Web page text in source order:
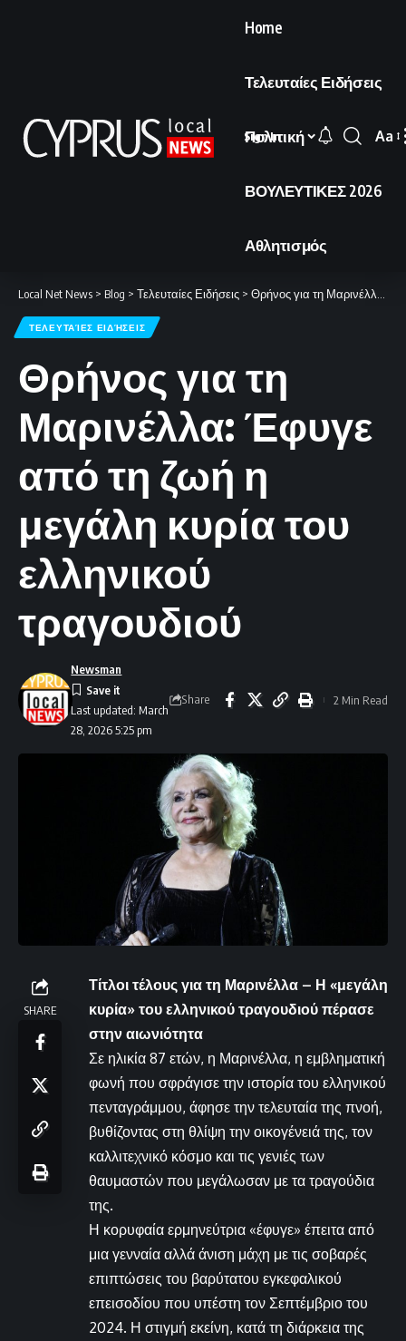
Home
Τελευταίες Ειδήσεις
Πολιτική
ΒΟΥΛΕΥΤΙΚΕΣ 2026
Αθλητισμός
Sign In
Font
Aa
Local Net News > Blog > Τελευταίες Ειδήσεις > Θρήνος για τη Μαρινέλλα: Έφυγε από τη ζωή η μεγάλη κυρία του ελληνικού τραγουδιού
ΤΕΛΕΥΤΑΊΕΣ ΕΙΔΉΣΕΙΣ
Θρήνος για τη
Μαρινέλλα: Έφυγε
από τη ζωή η
μεγάλη κυρία του
ελληνικού
τραγουδιού
Last updated: March
28, 2026 5:25 pm
Newsman
Share 2 Min Read
SHARE
Τίτλοι τέλους για τη Μαρινέλλα – Η «μεγάλη
κυρία» του ελληνικού τραγουδιού πέρασε
στην αιωνιότητα
Σε ηλικία 87 ετών, η Μαρινέλλα, η εμβληματική
φωνή που σφράγισε την ιστορία του ελληνικού
πενταγράμμου, άφησε την τελευταία της πνοή,
βυθίζοντας στη θλίψη την οικογένειά της, τον
καλλιτεχνικό κόσμο και τις γενιές των
θαυμαστών που μεγάλωσαν με τα τραγούδια
της.
Η κορυφαία ερμηνεύτρια «έφυγε» έπειτα από
μια γενναία αλλά άνιση μάχη με τις σοβαρές
επιπτώσεις του βαρύτατου εγκεφαλικού
επεισοδίου που υπέστη τον Σεπτέμβριο του
2024. Η στιγμή εκείνη, κατά τη διάρκεια της